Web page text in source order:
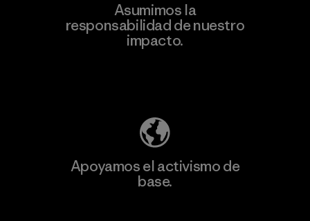
información
Asumimos la
responsabilidad de nuestro
impacto.
Apoyamos el activismo de
base.